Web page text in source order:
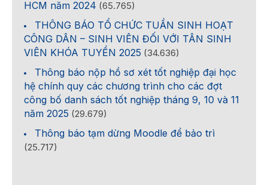
HCM năm 2024 (65.765)
THÔNG BÁO TỔ CHỨC TUẦN SINH HOẠT
CÔNG DÂN – SINH VIÊN ĐỐI VỚI TÂN SINH
VIÊN KHÓA TUYỂN 2025 (34.636)
Thông báo nộp hồ sơ xét tốt nghiệp đại học
hệ chính quy các chương trình cho các đợt
công bố danh sách tốt nghiệp tháng 9, 10 và 11
năm 2025 (29.679)
Thông báo tạm dừng Moodle để bảo trì
(25.717)